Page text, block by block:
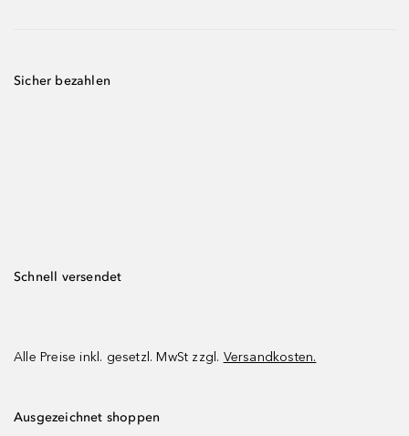
Sicher bezahlen
Schnell versendet
Alle Preise inkl. gesetzl. MwSt zzgl. Versandkosten.
Ausgezeichnet shoppen